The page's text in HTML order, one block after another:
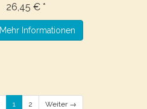
26,45 € *
Mehr Informationen
1 2 Weiter →